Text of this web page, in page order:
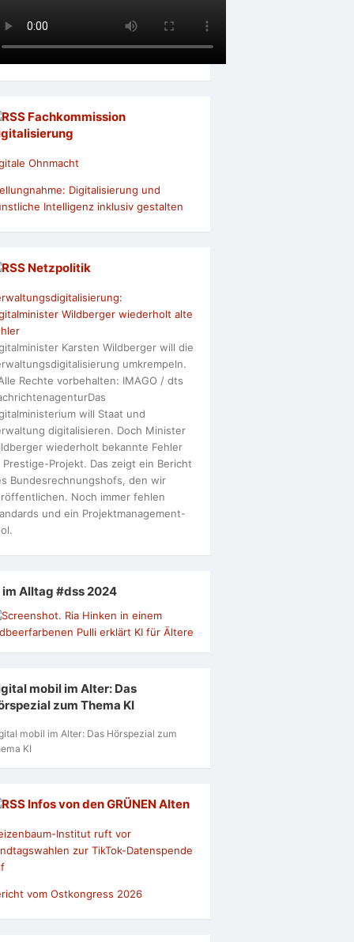
Fachkommission
Ohnmacht
Digitalisierung und
Intelligenz inklusiv gestalten
Netzpolitik
Wildberger wiederholt alte
Karsten Wildberger will die
umkrempeln.
Rechte vorbehalten: IMAGO / dts
will Staat und
digitalisieren. Doch Minister
wiederholt bekannte Fehler
Prestige-Projekt. Das zeigt ein Bericht
Bundesrechnungshofs, den wir
Noch immer fehlen
und ein Projektmanagement-
im Alltag #dss 2024
mobil im Alter: Das
zum Thema KI
mobil im Alter: Das Hörspezial zum
KI
Infos von den GRÜNEN Alten
Institut ruft vor
zur TikTok-Datenspende
vom Ostkongress 2026